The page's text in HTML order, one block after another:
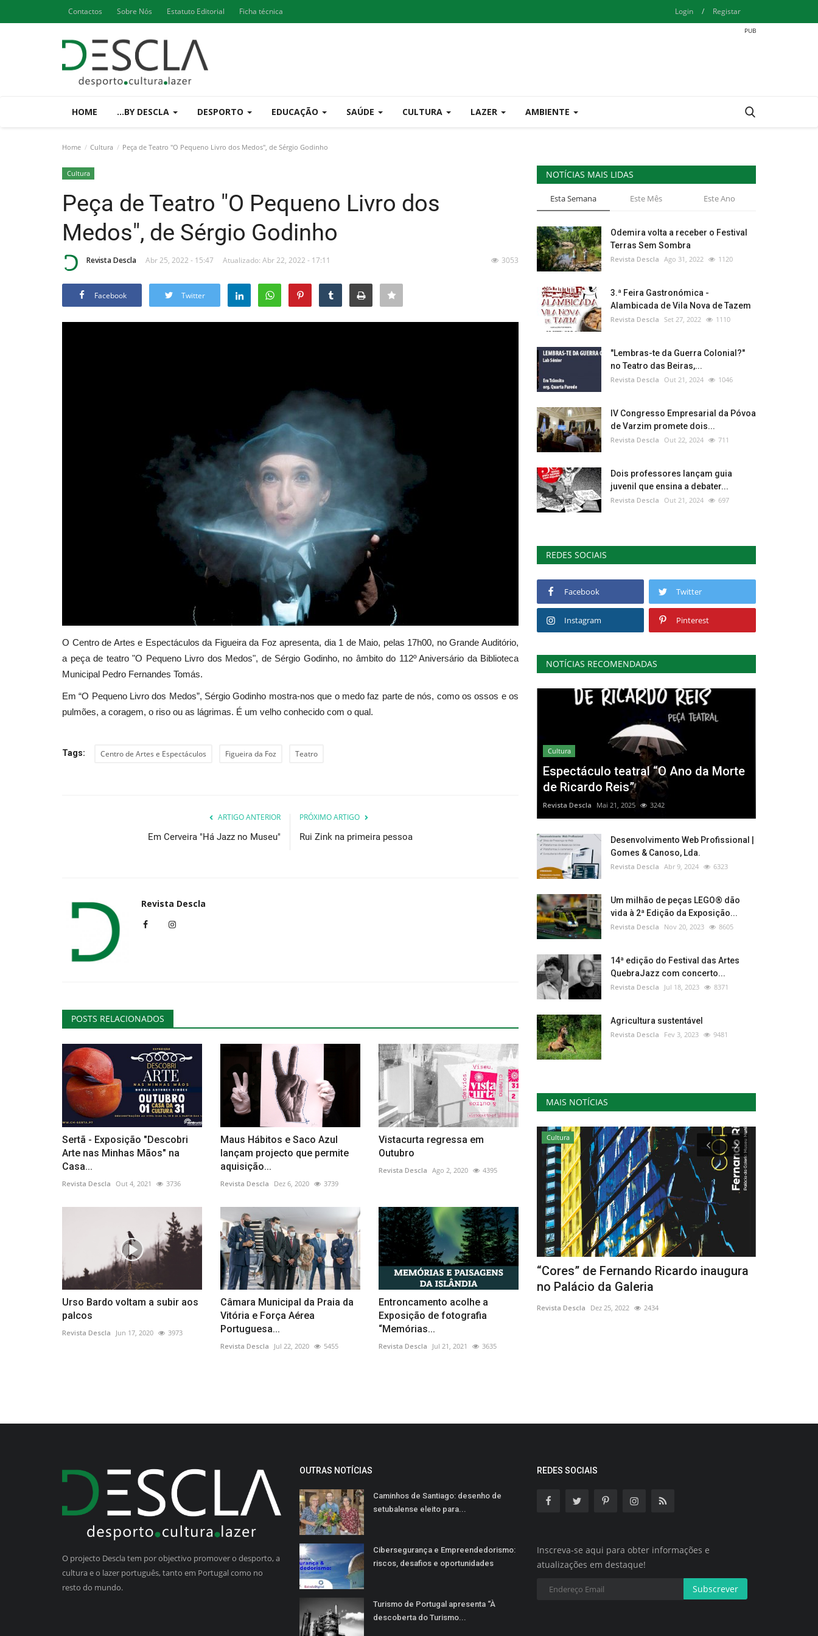
Contactos Sobre Nós Estatuto Editorial Ficha técnica Login / Registar
HOME ...BY DESCLA DESPORTO EDUCAÇÃO SAÚDE CULTURA LAZER AMBIENTE
Home Cultura Peça de Teatro "O Pequeno Livro dos Medos", de Sérgio Godinho
Cultura
Peça de Teatro "O Pequeno Livro dos
Medos", de Sérgio Godinho
Revista Descla Abr 25, 2022 - 15:47 Atualizado: Abr 22, 2022 - 17:11 3053
Facebook Twitter
O Centro de Artes e Espectáculos da Figueira da Foz apresenta, dia 1 de Maio, pelas 17h00, no Grande Auditório,
a peça de teatro "O Pequeno Livro dos Medos", de Sérgio Godinho, no âmbito do 112º Aniversário da Biblioteca
Municipal Pedro Fernandes Tomás.
Em “O Pequeno Livro dos Medos”, Sérgio Godinho mostra-nos que o medo faz parte de nós, como os ossos e os
pulmões, a coragem, o riso ou as lágrimas. É um velho conhecido com o qual.
Tags: Centro de Artes e Espectáculos Figueira da Foz Teatro
ARTIGO ANTERIOR
Em Cerveira "Há Jazz no Museu"
PRÓXIMO ARTIGO
Rui Zink na primeira pessoa
Revista Descla
POSTS RELACIONADOS
Sertã - Exposição "Descobri
Arte nas Minhas Mãos" na
Casa...
Revista Descla Out 4, 2021 3736
Maus Hábitos e Saco Azul
lançam projecto que permite
aquisição...
Revista Descla Dez 6, 2020 3739
Vistacurta regressa em
Outubro
Revista Descla Ago 2, 2020 4395
Urso Bardo voltam a subir aos
palcos
Revista Descla Jun 17, 2020 3973
Câmara Municipal da Praia da
Vitória e Força Aérea
Portuguesa...
Revista Descla Jul 22, 2020 5455
Entroncamento acolhe a
Exposição de fotografia
“Memórias...
Revista Descla Jul 21, 2021 3635
NOTÍCIAS MAIS LIDAS
Esta Semana Este Mês Este Ano
Odemira volta a receber o Festival
Terras Sem Sombra
Revista Descla Ago 31, 2022 1120
3.ª Feira Gastronómica -
Alambicada de Vila Nova de Tazem
Revista Descla Set 27, 2022 1110
"Lembras-te da Guerra Colonial?"
no Teatro das Beiras,...
Revista Descla Out 21, 2024 1046
IV Congresso Empresarial da Póvoa
de Varzim promete dois...
Revista Descla Out 22, 2024 711
Dois professores lançam guia
juvenil que ensina a debater...
Revista Descla Out 21, 2024 697
REDES SOCIAIS
Facebook Twitter
Instagram Pinterest
NOTÍCIAS RECOMENDADAS
Cultura
Espectáculo teatral “O Ano da Morte
de Ricardo Reis”
Revista Descla Mai 21, 2025 3242
Desenvolvimento Web Profissional |
Gomes & Canoso, Lda.
Revista Descla Abr 9, 2024 6323
Um milhão de peças LEGO® dão
vida à 2ª Edição da Exposição...
Revista Descla Nov 20, 2023 8605
14ª edição do Festival das Artes
QuebraJazz com concerto...
Revista Descla Jul 18, 2023 8371
Agricultura sustentável
Revista Descla Fev 3, 2023 9481
MAIS NOTÍCIAS
Cultura
Oeiras apresenta a exposição O
Arquiteto Arquitetonicamente...
Revista Descla Set 20, 2022
Cultura
10.º Open House Lisboa segue "Os
Caminhos da Água" que...
Revista Descla Set 21, 2021 3809
Cultura
“Cores” de Fernando Ricardo inaugura
no Palácio da Galeria
Revista Descla Dez 25, 2022 2434
O projecto Descla tem por objectivo promover o desporto, a
cultura e o lazer português, tanto em Portugal como no
resto do mundo.
OUTRAS NOTÍCIAS
Caminhos de Santiago: desenho de
setubalense eleito para...
Cibersegurança e Empreendedorismo:
riscos, desafios e oportunidades
Turismo de Portugal apresenta “À
descoberta do Turismo...
REDES SOCIAIS
Inscreva-se aqui para obter informações e
atualizações em destaque!
Subscrever